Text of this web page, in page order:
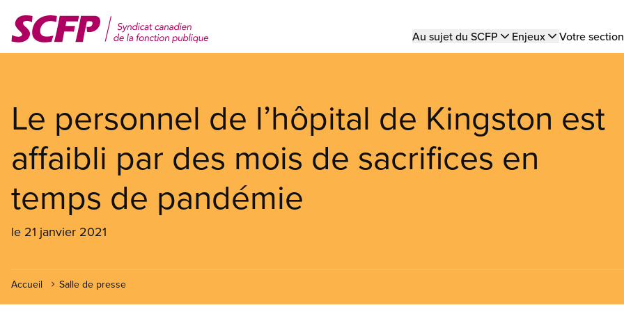
contenu
Main
Au sujet du SCFP Enjeux Votre
Le personnel de l’hôpital de Kingston est
affaibli par des mois de sacrifices en
temps de pandémie
le 21 janvier 2021
Accueil Salle de presse